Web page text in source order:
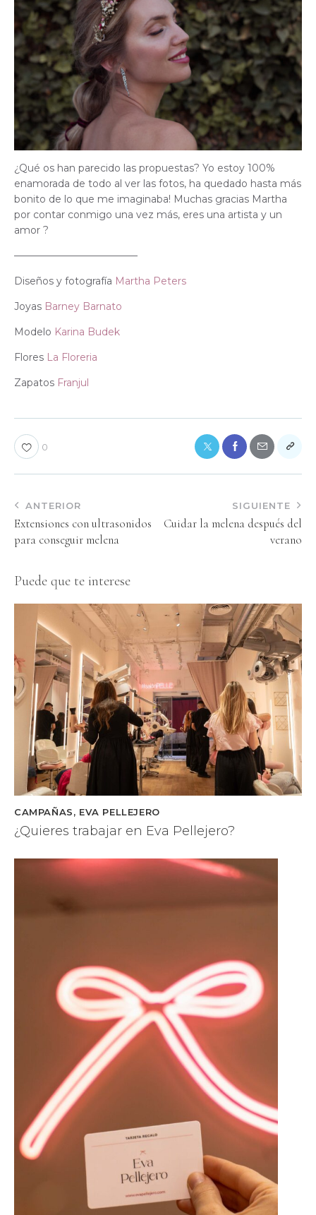
¿Qué os han parecido las propuestas? Yo estoy 100%
enamorada de todo al ver las fotos, ha quedado hasta más
bonito de lo que me imaginaba! Muchas gracias Martha
por contar conmigo una vez más, eres una artista y un
amor ?
————————————–
Diseños y fotografía Martha Peters
Joyas Barney Barnato
Modelo Karina Budek
Flores La Floreria
Zapatos Franjul
0
ANTERIOR
Extensiones con ultrasonidos
para conseguir melena
SIGUIENTE
Cuidar la melena después del
verano
Puede que te interese
CAMPAÑAS, EVA PELLEJERO
¿Quieres trabajar en Eva Pellejero?